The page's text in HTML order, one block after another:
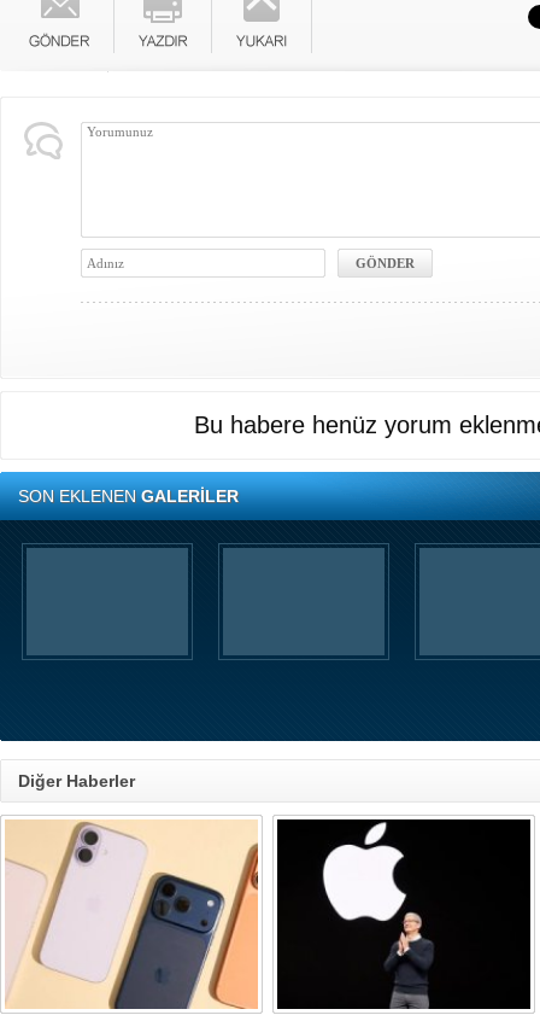
Bu habere henüz yorum
SON EKLENENGALERİLER
Diğer Haberler